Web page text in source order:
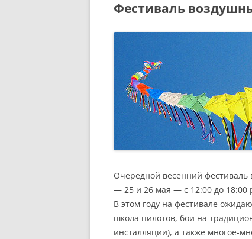
Фестиваль
Очередной весенний
— 25 и 26 мая — с 12:00 до
В этом году на фестивале
школа пилотов, бои на
инсталляции), а также многое-